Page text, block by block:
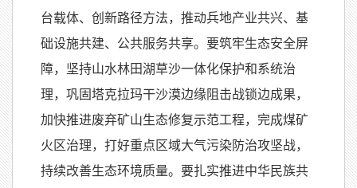
台载体、创新路径方法，推动兵地产业共兴、基
础设施共建、公共服务共享。要筑牢生态安全屏
障，坚持山水林田湖草沙一体化保护和系统治
理，巩固塔克拉玛干沙漠边缘阻击战锁边成果，
加快推进废弃矿山生态修复示范工程，完成煤矿
火区治理，打好重点区域大气污染防治攻坚战，
持续改善生态环境质量。要扎实推进中华民族共